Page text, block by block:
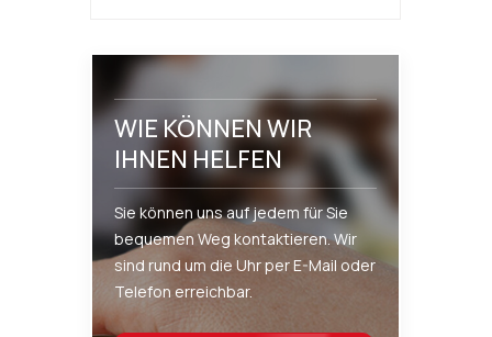
WIE KÖNNEN WIR
IHNEN HELFEN
Sie können uns auf jedem für Sie
bequemen Weg kontaktieren. Wir
sind rund um die Uhr per E-Mail oder
Telefon erreichbar.